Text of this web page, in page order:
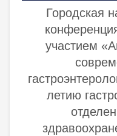
Городская
участием
летию